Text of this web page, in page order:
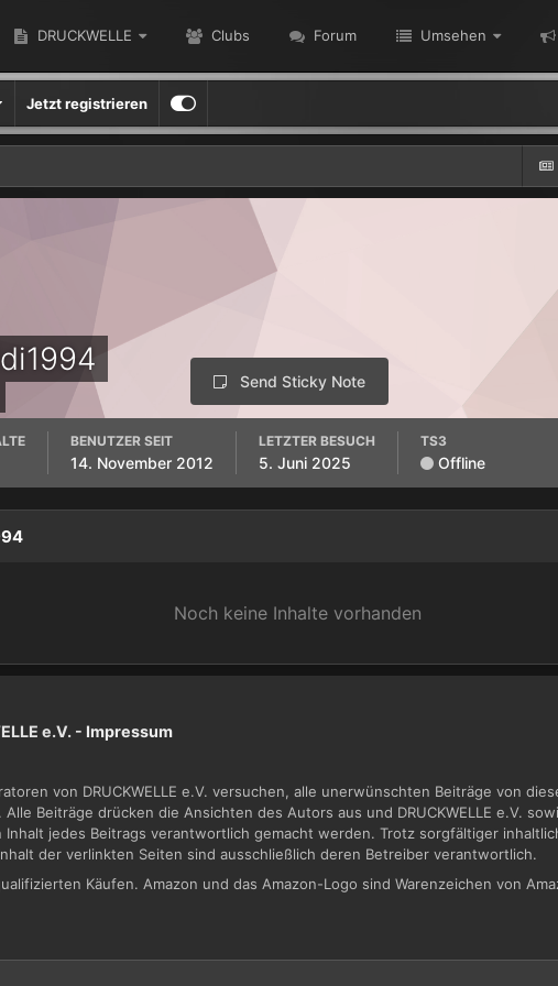
DRUCKWELLE Clubs Forum Umsehen
Jetzt registrieren
Send Sticky Note
BENUTZER SEIT
14. November 2012
LETZTER BESUCH
5. Juni 2025
TS3
Offline
Noch keine Inhalte vorhanden
e.V. - Impressum
von DRUCKWELLE e.V. versuchen, alle unerwünschten Beiträge von
Beiträge drücken die Ansichten des Autors aus und DRUCKWELLE e.V.
jedes Beitrags verantwortlich gemacht werden. Trotz sorgfältiger
der verlinkten Seiten sind ausschließlich deren Betreiber verantwortlich.
Käufen. Amazon und das Amazon-Logo sind Warenzeichen von